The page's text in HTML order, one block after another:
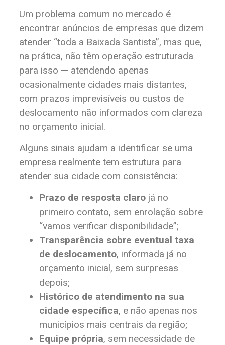
Um problema comum no mercado é
encontrar anúncios de empresas que dizem
atender “toda a Baixada Santista”, mas que,
na prática, não têm operação estruturada
para isso — atendendo apenas
ocasionalmente cidades mais distantes,
com prazos imprevisíveis ou custos de
deslocamento não informados com clareza
no orçamento inicial.
Alguns sinais ajudam a identificar se uma
empresa realmente tem estrutura para
atender sua cidade com consistência:
Prazo de resposta claro já no
primeiro contato, sem enrolação sobre
“vamos verificar disponibilidade”;
Transparência sobre eventual taxa
de deslocamento, informada já no
orçamento inicial, sem surpresas
depois;
Histórico de atendimento na sua
cidade específica, e não apenas nos
municípios mais centrais da região;
Equipe própria, sem necessidade de